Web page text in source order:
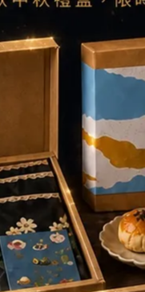
年茶廠「山生有幸」
華一帶存在大片香花
刻如此具有文化底蘊的